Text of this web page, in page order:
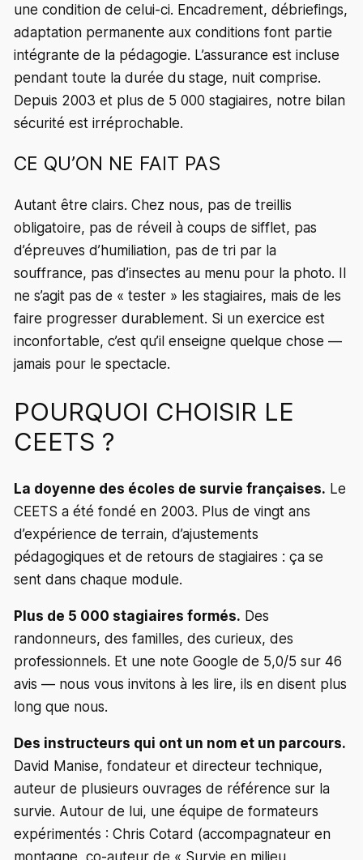
une condition de celui-ci. Encadrement, débriefings,
adaptation permanente aux conditions font partie
intégrante de la pédagogie. L’assurance est incluse
pendant toute la durée du stage, nuit comprise.
Depuis 2003 et plus de 5 000 stagiaires, notre bilan
sécurité est irréprochable.
CE QU’ON NE FAIT PAS
Autant être clairs. Chez nous, pas de treillis
obligatoire, pas de réveil à coups de sifflet, pas
d’épreuves d’humiliation, pas de tri par la
souffrance, pas d’insectes au menu pour la photo. Il
ne s’agit pas de « tester » les stagiaires, mais de les
faire progresser durablement. Si un exercice est
inconfortable, c’est qu’il enseigne quelque chose —
jamais pour le spectacle.
POURQUOI CHOISIR LE
CEETS ?
La doyenne des écoles de survie françaises. Le
CEETS a été fondé en 2003. Plus de vingt ans
d’expérience de terrain, d’ajustements
pédagogiques et de retours de stagiaires : ça se
sent dans chaque module.
Plus de 5 000 stagiaires formés. Des
randonneurs, des familles, des curieux, des
professionnels. Et une note Google de 5,0/5 sur 46
avis — nous vous invitons à les lire, ils en disent plus
long que nous.
Des instructeurs qui ont un nom et un parcours.
David Manise, fondateur et directeur technique,
auteur de plusieurs ouvrages de référence sur la
survie. Autour de lui, une équipe de formateurs
expérimentés : Chris Cotard (accompagnateur en
montagne, co-auteur de « Survie en milieu